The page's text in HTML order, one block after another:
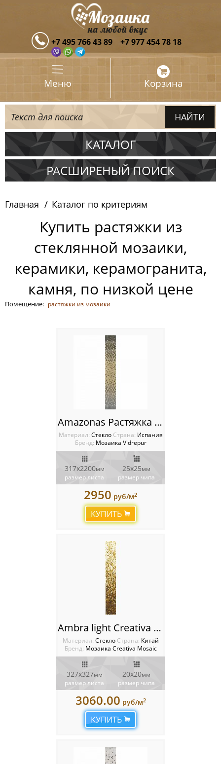
+7 495 766 43 89 +7 977 454 78 18
Меню Корзина
КАТАЛОГ
Испания
Китай
Россия
РАСШИРЕНЫЙ ПОИСК
Главная Каталог по критериям
Купить растяжки из
стеклянной мозаики,
керамики, керамогранита,
камня, по низкой цене
Помещение: растяжки из мозаики
Amazonas Растяжка Vidrepur
Материал: Стекло Cтрана: Испания
Бренд: Мозаика Vidrepur
317x2200мм
размер листа
25x25мм
размер чипа
2950 руб/м2
КУПИТЬ
Ambra light Creativa Mosaic
Материал: Стекло Cтрана: Китай
Бренд: Мозаика Creativa Mosaic
327х327мм
размер листа
20х20мм
размер чипа
3060.00 руб/м2
КУПИТЬ